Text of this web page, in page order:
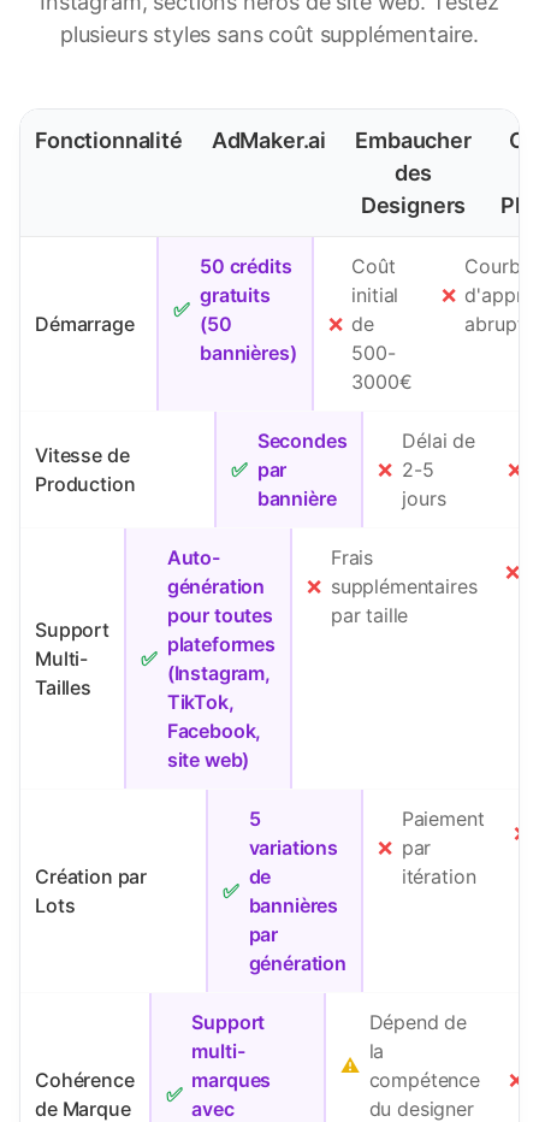
plusieurs styles sans coût supplémentaire.
Fonctionnalité AdMaker.ai
Embaucher
des
Designers
Démarrage
✅
50 crédits
gratuits
(50
bannières)
❌
Coût
initial
de
500-
3000€
❌
Courbe
abrupte
Vitesse de
Production
✅
Secondes
par
bannière
❌
Délai de
2-5
jours
❌
Support
Multi-
Tailles
✅
Auto-
génération
pour toutes
plateformes
(Instagram,
TikTok,
Facebook,
site web)
❌
Frais
supplémentaires
par taille
❌
Création par
Lots
✅
5
variations
de
bannières
par
génération
❌
Paiement
par
itération
❌
Cohérence
de Marque
✅
Support
multi-
marques
avec
⚠️
Dépend de
la
compétence
du designer
❌